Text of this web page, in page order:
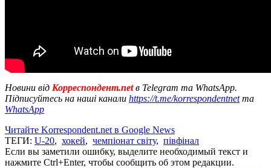
Новини від Корреспондент.netв Telegram та WhatsApp.
Підписуйтесь на наші канали https://t.me/korrespondentnetта
WhatsApp
Читайте Korrespondent.net в Google News
ТЕГИ: U-20, хокей, чемпіонат світу, півфінал
Если вы заметили ошибку, выделите необходимый текст и
нажмите Ctrl+Enter, чтобы сообщить об этом редакции.